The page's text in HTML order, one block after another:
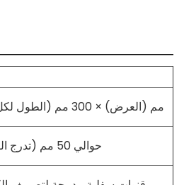
250 مم (العرض) × 300 مم (الطول لكل وحدة)
حوالي 50 مم (تدرج التباطؤ الأمثل)